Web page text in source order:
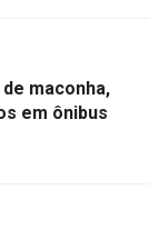
maconha,
em ônibus